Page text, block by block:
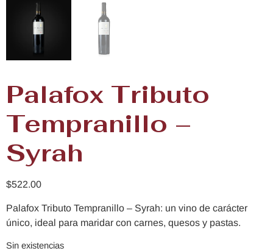
Palafox Tributo
Tempranillo –
Syrah
$522.00
Palafox Tributo Tempranillo – Syrah: un vino de carácter
único, ideal para maridar con carnes, quesos y pastas.
Sin existencias